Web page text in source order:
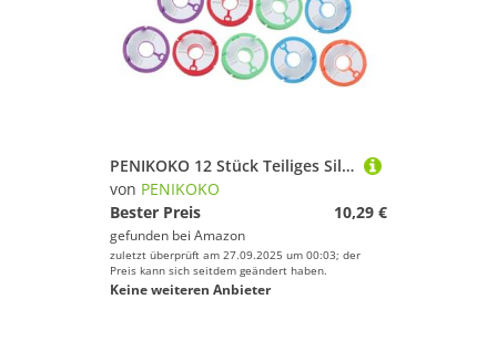
PENIKOKO 12 Stück Teiliges Silikon Angelzubehör Rundspulen für Angelschnur Leichte Langlebige Hauptspulen Schonend für Schnur und Finger Geeignet für Anfänger und Erfahrene Zufällige Farbe
von PENIKOKO
Bester Preis
10,29 €
gefunden bei Amazon
zuletzt überprüft am 27.09.2025 um 00:03; der
Preis kann sich seitdem geändert haben.
Keine weiteren Anbieter